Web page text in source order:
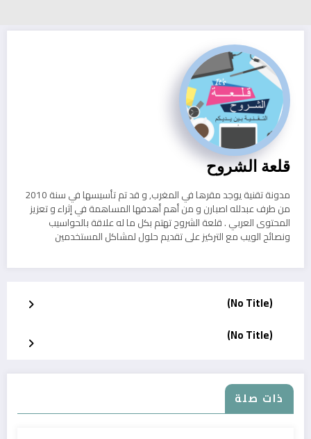
قلعة الشروح
مدونة تقنية يوجد مقرها في المغرب, و قد تم تأسيسها في سنة 2010
من طرف عبدلله اصبارن و من أهم أهدفها المساهمة في إثراء و تعزيز
المحتوى العربي . قلعة الشروح تهتم بكل ما له علاقة بالحواسيب
ونصائح الويب مع التركيز على تقديم حلول لمشاكل المستخدمين
(No Title)
(No Title)
ذات صلة